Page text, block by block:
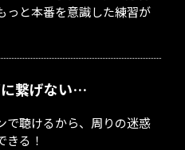
っと本番を意識した練習が
に繋げない…
で聴けるから、周りの迷惑
きる！